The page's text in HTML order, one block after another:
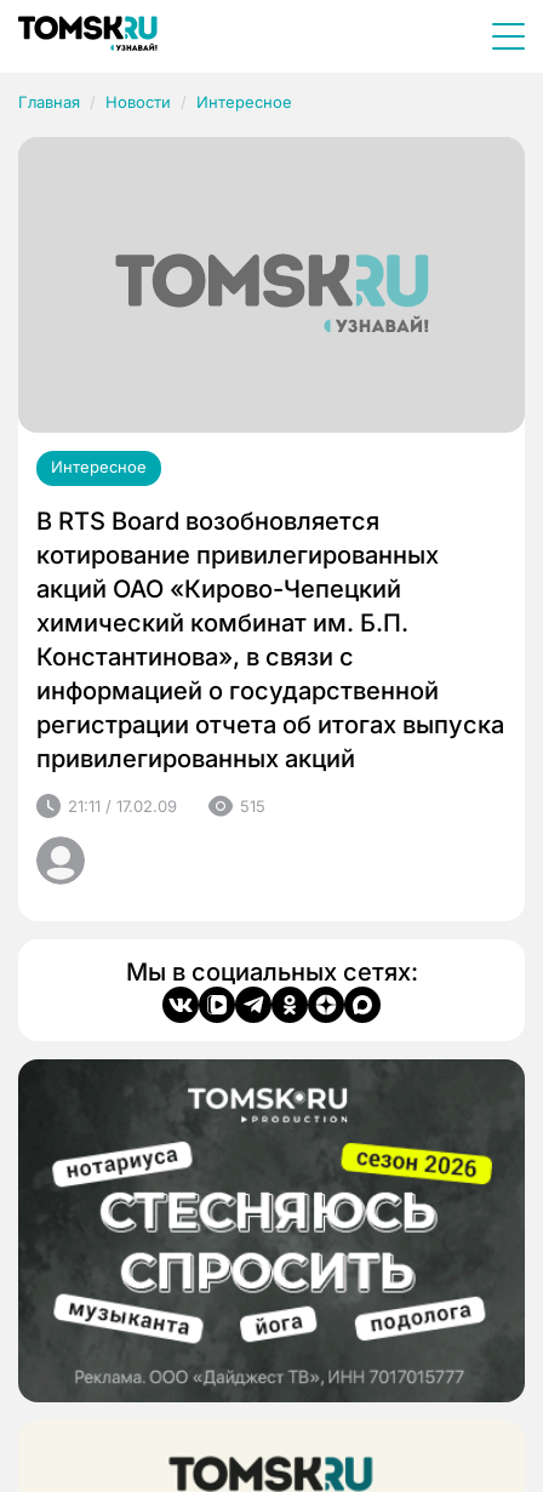
Главная Новости Интересное
Интересное
В RTS Board возобновляется
котирование привилегированных
акций ОАО «Кирово-Чепецкий
химический комбинат им. Б.П.
Константинова», в связи с
информацией о государственной
регистрации отчета об итогах выпуска
привилегированных акций
21:11 / 17.02.09 515
Мы в социальных сетях: